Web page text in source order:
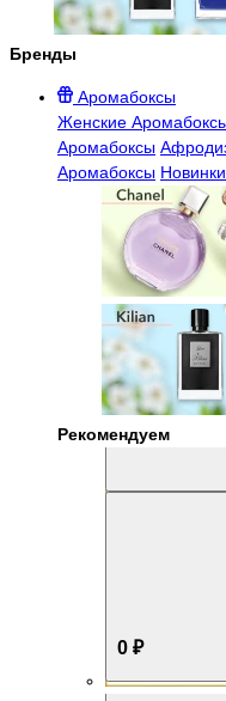
Бренды
Аромабоксы
Женские
Аромабоксы
Аромабоксы
Рекомендуем
0 ₽